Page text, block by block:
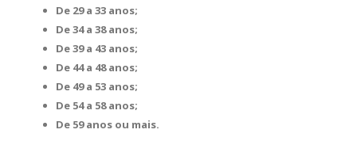
De 29 a 33 anos;
De 34 a 38 anos;
De 39 a 43 anos;
De 44 a 48 anos;
De 49 a 53 anos;
De 54 a 58 anos;
De 59 anos ou mais.